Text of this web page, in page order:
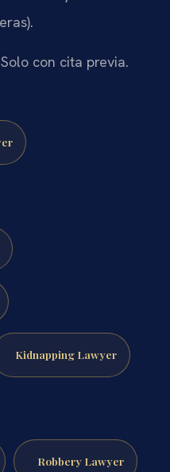
con cita previa.
Kidnapping Lawyer
Robbery Lawyer